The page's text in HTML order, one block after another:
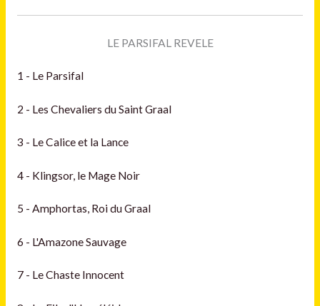
LE PARSIFAL REVELE
1 - Le Parsifal
2 - Les Chevaliers du Saint Graal
3 - Le Calice et la Lance
4 - Klingsor, le Mage Noir
5 - Amphortas, Roi du Graal
6 - L'Amazone Sauvage
7 - Le Chaste Innocent